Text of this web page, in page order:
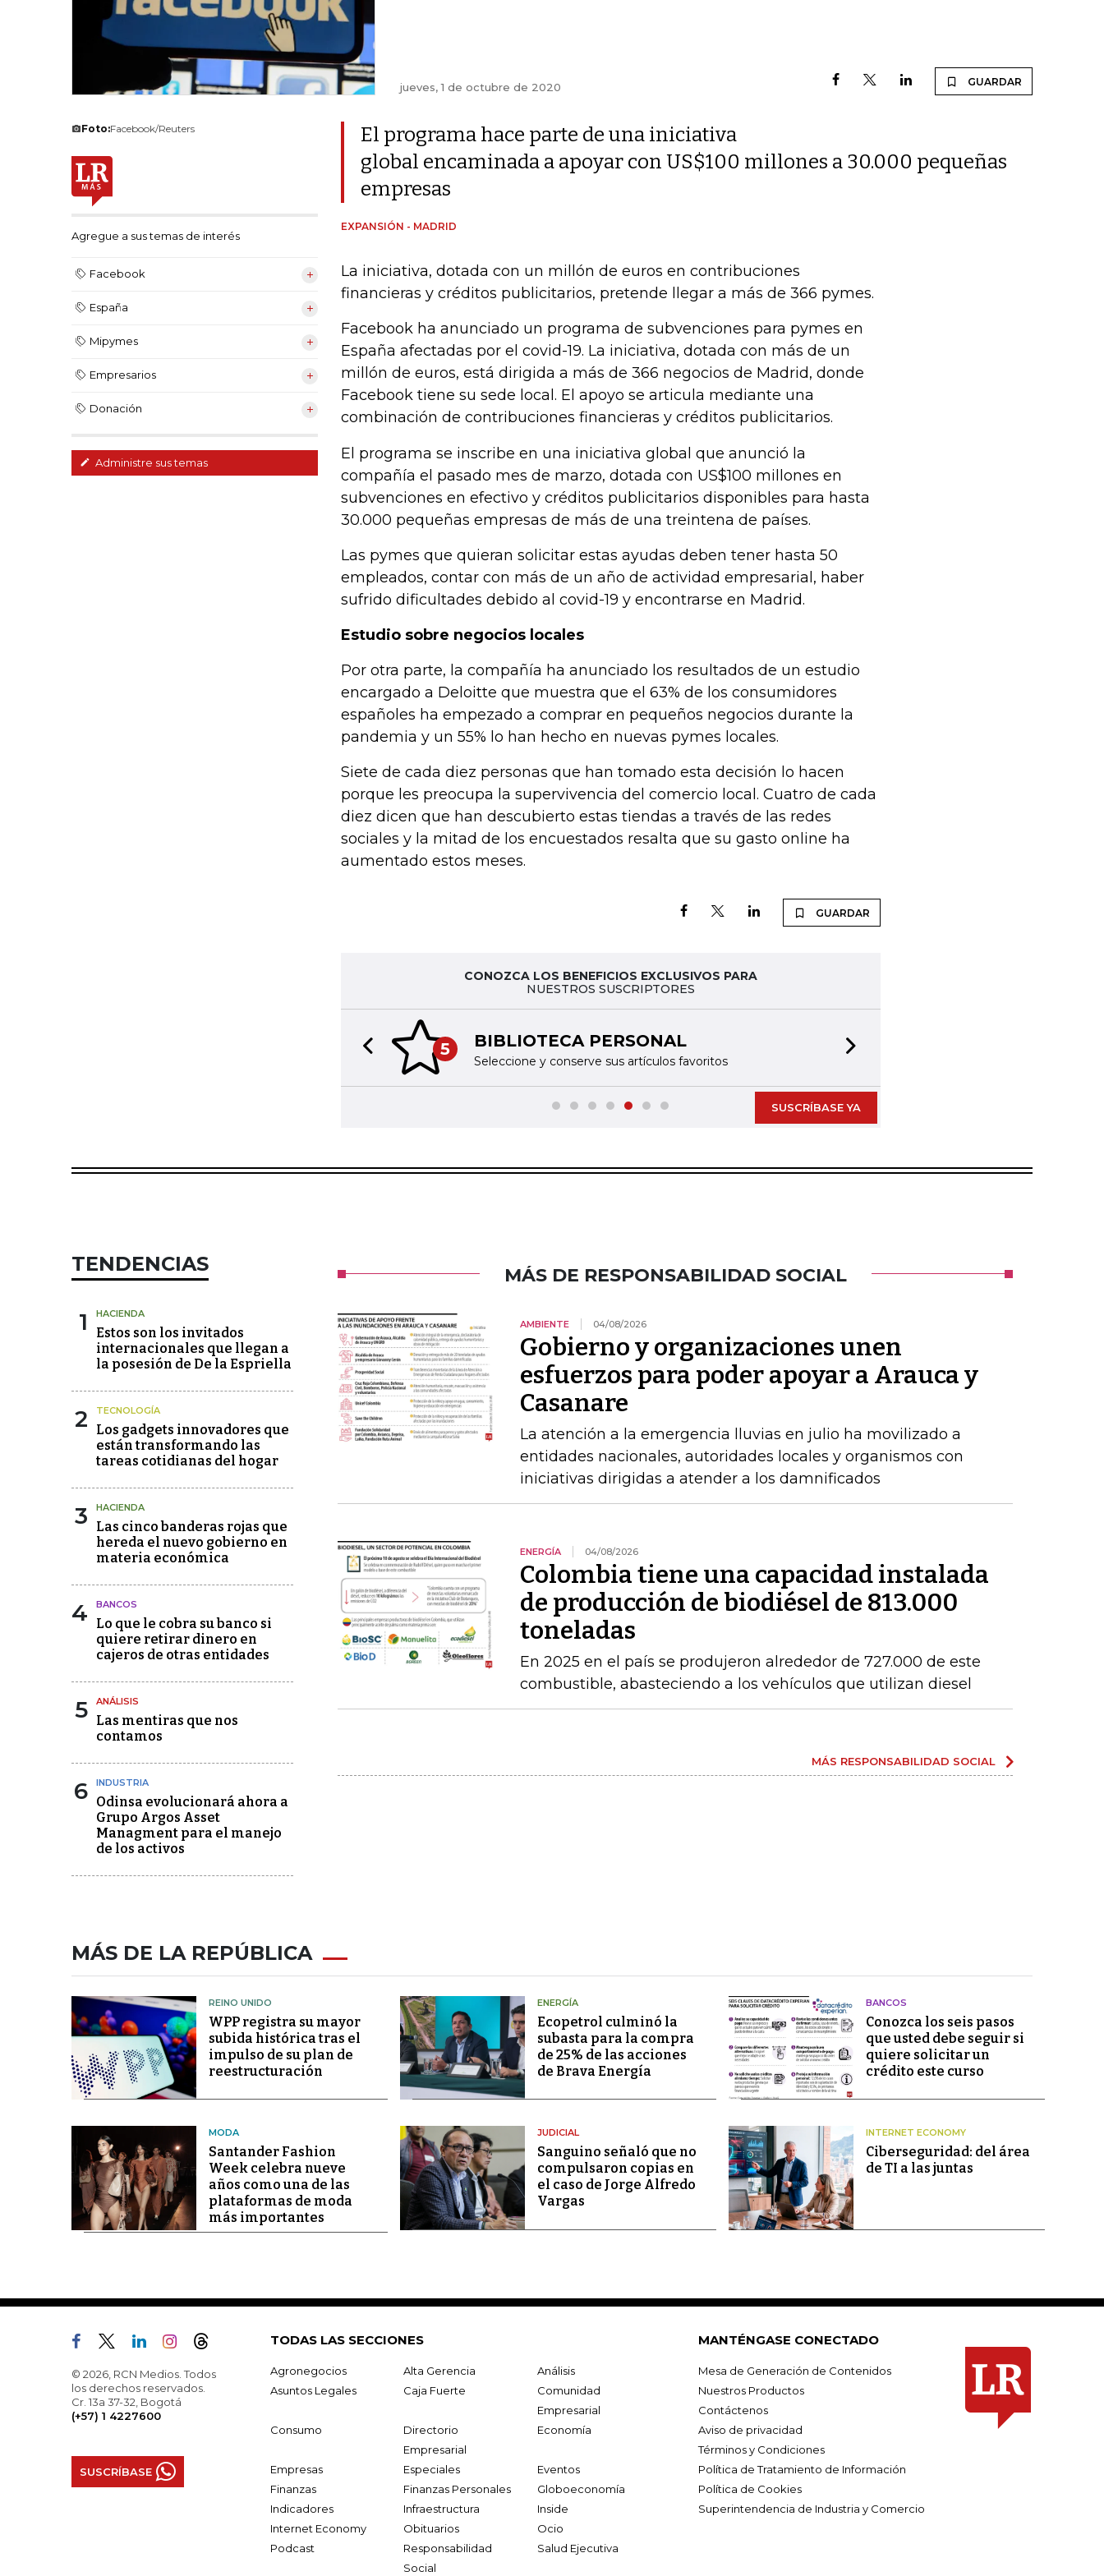
jueves, 1 de octubre de 2020 GUARDAR
Foto:Facebook/Reuters
Agregue a sus temas de interés
Facebook
España
Mipymes
Empresarios
Donación
Administre sus temas
El programa hace parte de una iniciativa
global encaminada a apoyar con US$100 millones a 30.000 pequeñas
empresas
EXPANSIÓN - MADRID
La iniciativa, dotada con un millón de euros en contribuciones
financieras y créditos publicitarios, pretende llegar a más de 366 pymes.
Facebook ha anunciado un programa de subvenciones para pymes en
España afectadas por el covid-19. La iniciativa, dotada con más de un
millón de euros, está dirigida a más de 366 negocios de Madrid, donde
Facebook tiene su sede local. El apoyo se articula mediante una
combinación de contribuciones financieras y créditos publicitarios.
El programa se inscribe en una iniciativa global que anunció la
compañía el pasado mes de marzo, dotada con US$100 millones en
subvenciones en efectivo y créditos publicitarios disponibles para hasta
30.000 pequeñas empresas de más de una treintena de países.
Las pymes que quieran solicitar estas ayudas deben tener hasta 50
empleados, contar con más de un año de actividad empresarial, haber
sufrido dificultades debido al covid-19 y encontrarse en Madrid.
Estudio sobre negocios locales
Por otra parte, la compañía ha anunciado los resultados de un estudio
encargado a Deloitte que muestra que el 63% de los consumidores
españoles ha empezado a comprar en pequeños negocios durante la
pandemia y un 55% lo han hecho en nuevas pymes locales.
Siete de cada diez personas que han tomado esta decisión lo hacen
porque les preocupa la supervivencia del comercio local. Cuatro de cada
diez dicen que han descubierto estas tiendas a través de las redes
sociales y la mitad de los encuestados resalta que su gasto online ha
aumentado estos meses.
GUARDAR
CONOZCA LOS BENEFICIOS EXCLUSIVOS PARA
NUESTROS SUSCRIPTORES
5 BIBLIOTECA PERSONAL
Seleccione y conserve sus artículos favoritos
Previous slide
SUSCRÍBASE YA
TENDENCIAS
1 HACIENDA
Estos son los invitados
internacionales que llegan a
la posesión de De la Espriella
2 TECNOLOGÍA
Los gadgets innovadores que
están transformando las
tareas cotidianas del hogar
3 HACIENDA
Las cinco banderas rojas que
hereda el nuevo gobierno en
materia económica
4 BANCOS
Lo que le cobra su banco si
quiere retirar dinero en
cajeros de otras entidades
5 ANÁLISIS
Las mentiras que nos
contamos
6 INDUSTRIA
Odinsa evolucionará ahora a
Grupo Argos Asset
Managment para el manejo
de los activos
MÁS DE RESPONSABILIDAD SOCIAL
AMBIENTE 04/08/2026
Gobierno y organizaciones unen
esfuerzos para poder apoyar a Arauca y
Casanare
La atención a la emergencia lluvias en julio ha movilizado a
entidades nacionales, autoridades locales y organismos con
iniciativas dirigidas a atender a los damnificados
ENERGÍA 04/08/2026
Colombia tiene una capacidad instalada
de producción de biodiésel de 813.000
toneladas
En 2025 en el país se produjeron alrededor de 727.000 de este
combustible, abasteciendo a los vehículos que utilizan diesel
MÁS RESPONSABILIDAD SOCIAL
MÁS DE LA REPÚBLICA
REINO UNIDO
WPP registra su mayor
subida histórica tras el
impulso de su plan de
reestructuración
ENERGÍA
Ecopetrol culminó la
subasta para la compra
de 25% de las acciones
de Brava Energía
BANCOS
Conozca los seis pasos
que usted debe seguir si
quiere solicitar un
crédito este curso
MODA
Santander Fashion
Week celebra nueve
años como una de las
plataformas de moda
más importantes
JUDICIAL
Sanguino señaló que no
compulsaron copias en
el caso de Jorge Alfredo
Vargas
INTERNET ECONOMY
Ciberseguridad: del área
de TI a las juntas
© 2026, RCN Medios. Todos
los derechos reservados.
Cr. 13a 37-32, Bogotá
(+57) 1 4227600
SUSCRÍBASE
TODAS LAS SECCIONES
Agronegocios Alta Gerencia
Análisis
Asuntos Legales
Caja Fuerte
Comunidad
Empresarial
Consumo
Directorio
Empresarial
Economía
Empresas Especiales
Eventos
Finanzas
Finanzas Personales
Globoeconomía
Indicadores
Infraestructura
Inside
Internet Economy
Obituarios
Ocio
Podcast
Responsabilidad
Social
Salud Ejecutiva
MANTÉNGASE CONECTADO
Mesa de Generación de Contenidos
Nuestros Productos
Contáctenos
Aviso de privacidad
Términos y Condiciones
Política de Tratamiento de Información
Política de Cookies
Superintendencia de Industria y Comercio